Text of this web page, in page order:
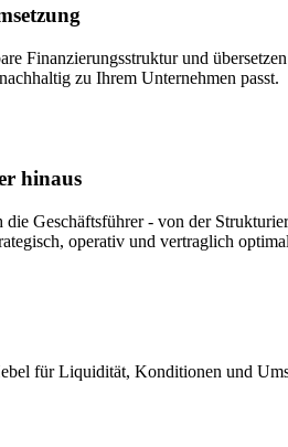
Finanzierungsstruktur und
zu Ihrem Unternehmen passt.
hinaus
Geschäftsführer - von der
operativ und vertraglich
für Liquidität, Konditionen und